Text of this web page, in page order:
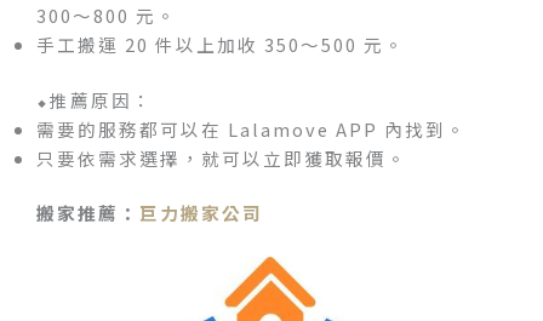
300～800 元。
手工搬運 20 件以上加收 350～500 元。
⬥推薦原因：
需要的服務都可以在 Lalamove APP 內找到。
只要依需求選擇，就可以立即獲取報價。
搬家推薦： 巨力搬家公司